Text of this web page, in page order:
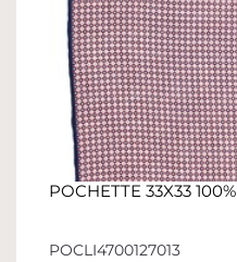
POCHETTE 33X33
POCLI4700127013